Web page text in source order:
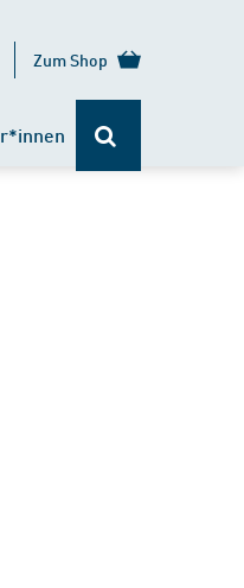
Zum Shop